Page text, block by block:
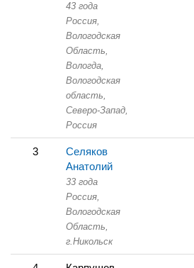
43 года
Россия,
Вологодская
Область,
Вологда,
Вологодская
область,
Северо-Запад,
Россия
3
Селяков
Анатолий
33 года
Россия,
Вологодская
Область,
г.Никольск